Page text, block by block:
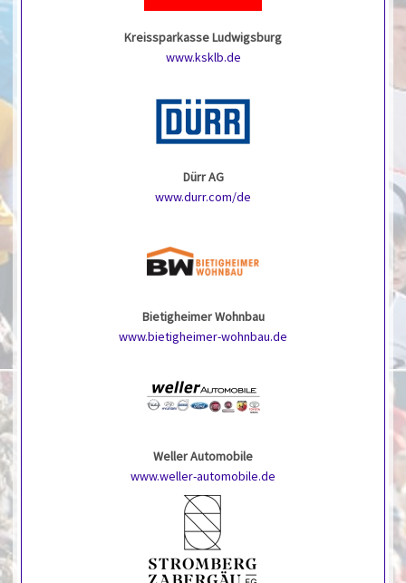
Kreissparkasse Ludwigsburg
www.ksklb.de
Dürr AG
www.durr.com/de
Bietigheimer Wohnbau
www.bietigheimer-wohnbau.de
Weller Automobile
www.weller-automobile.de